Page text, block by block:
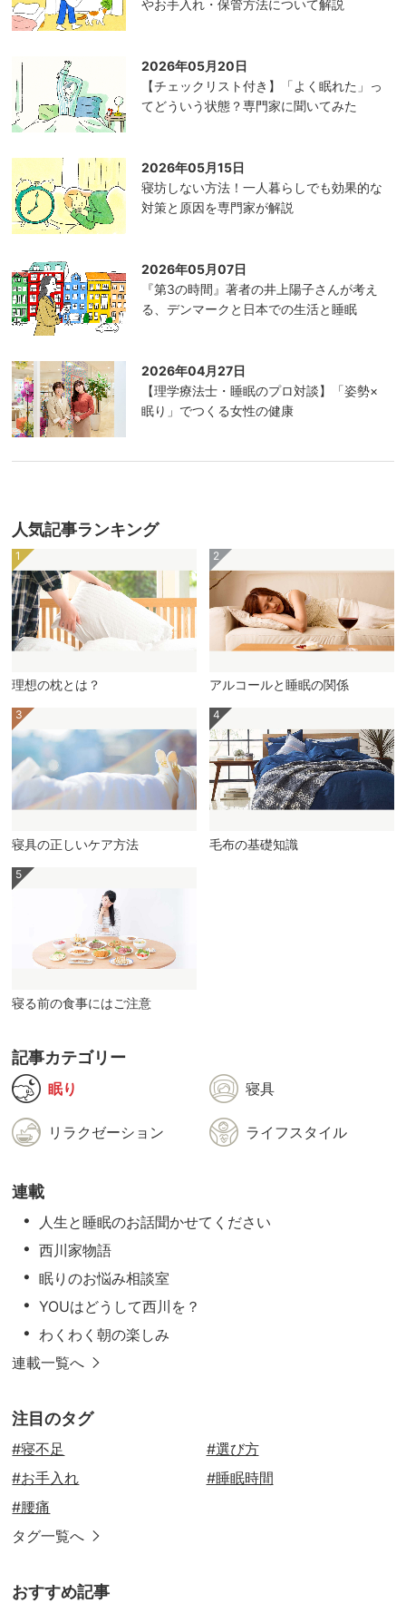
やお手入れ・保管方法について解説
2026年05月20日
【チェックリスト付き】「よく眠れた」っ
てどういう状態？専門家に聞いてみた
2026年05月15日
寝坊しない方法！一人暮らしでも効果的な
対策と原因を専門家が解説
2026年05月07日
『第3の時間』著者の井上陽子さんが考え
る、デンマークと日本での生活と睡眠
2026年04月27日
【理学療法士・睡眠のプロ対談】「姿勢×
眠り」でつくる女性の健康
人気記事ランキング
理想の枕とは？ アルコールと睡眠の関係
寝具の正しいケア方法 毛布の基礎知識
寝る前の食事にはご注意
記事カテゴリー
眠り
寝具
リラクゼーション ライフスタイル
連載
人生と睡眠のお話聞かせてください
西川家物語
眠りのお悩み相談室
YOUはどうして西川を？
わくわく朝の楽しみ
連載一覧へ
注目のタグ
#寝不足
#選び方
#お手入れ
#睡眠時間
#腰痛
タグ一覧へ
おすすめ記事